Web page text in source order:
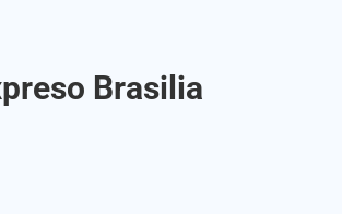
Brasilia